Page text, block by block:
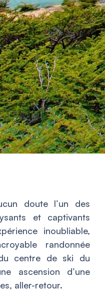
doute l’un des
et captivants
inoubliable,
randonnée
centre de ski du
ascension d’une
aller-retour.